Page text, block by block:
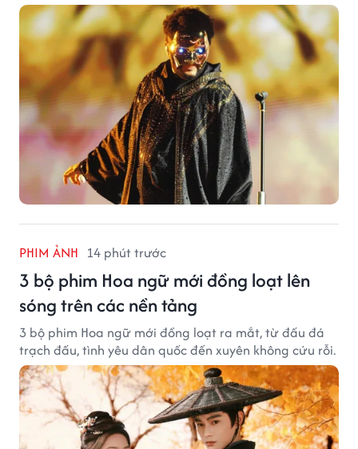
PHIM ẢNH 14 phút trước
3 bộ phim Hoa ngữ mới đồng loạt lên
sóng trên các nền tảng
3 bộ phim Hoa ngữ mới đồng loạt ra mắt, từ đấu đá
trạch đấu, tình yêu dân quốc đến xuyên không cứu rỗi.